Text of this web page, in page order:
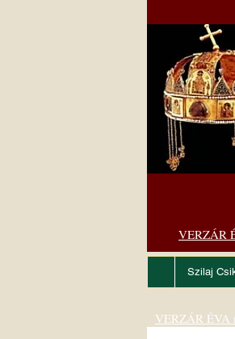
VERZÁR
Szilaj
VERZÁR ÉVA